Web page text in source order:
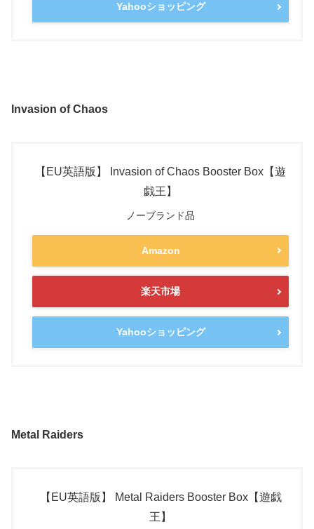
Yahooショッピング
Invasion of Chaos
【EU英語版】 Invasion of Chaos Booster Box【遊
戯王】
ノーブランド品
Amazon
楽天市場
Yahooショッピング
Metal Raiders
【EU英語版】 Metal Raiders Booster Box【遊戯
王】